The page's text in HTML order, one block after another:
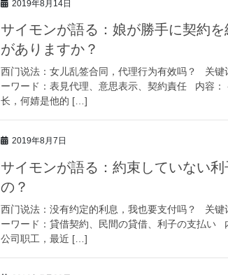
2019年8月14日
サイモンが語る：娘が勝手に契約
がありますか？
西门说法：女儿乱签合同，代理行为有效吗？ 关键
ーワード：表見代理、意思表示、契約責任 内容
长，何婧是他的 […]
2019年8月7日
サイモンが語る：約束していない
の？
西门说法：没有约定的利息，我也要支付吗？ 关键
ーワード：貸借契約、民間の貸借、利子の支払
公司职工，最近 […]